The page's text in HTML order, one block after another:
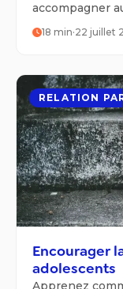
accompagner
ses études et
18 min·22 juillet
RELATION
Encourager
adolescents
Apprenez